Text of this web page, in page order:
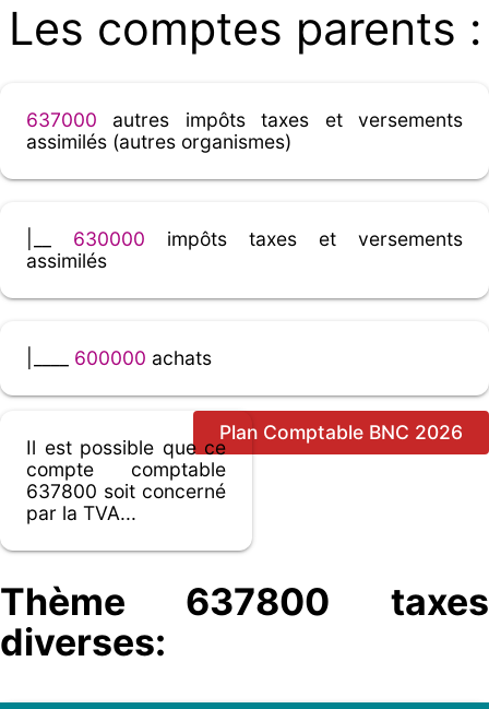
Les comptes parents :
637000 autres impôts taxes et versements
assimilés (autres organismes)
630000 impôts taxes et versements
assimilés
600000 achats
Plan Comptable BNC 2026
Il est possible que ce
compte comptable
637800 soit concerné
par la TVA...
Thème 637800 taxes
diverses: